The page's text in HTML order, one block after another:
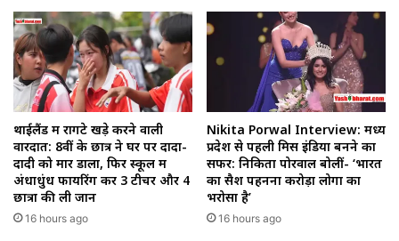
थाईलैंड में रोंगटे खड़े करने वाली
वारदात: 8वीं के छात्र ने घर पर दादा-
दादी को मार डाला, फिर स्कूल में
अंधाधुंध फायरिंग कर 3 टीचर और 4
छात्रों की ली जान
16 hours ago
Nikita Porwal Interview: मध्य
प्रदेश से पहली मिस इंडिया बनने का
सफर: निकिता पोरवाल बोलीं- ‘भारत
का सैश पहनना करोड़ों लोगों का
भरोसा है’
16 hours ago